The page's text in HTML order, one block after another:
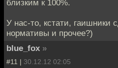
близким к 100%.
У нас-то, кстати, гаишники
нормативы и прочее?)
blue_fox »
#11 | 30.12.12 02:05